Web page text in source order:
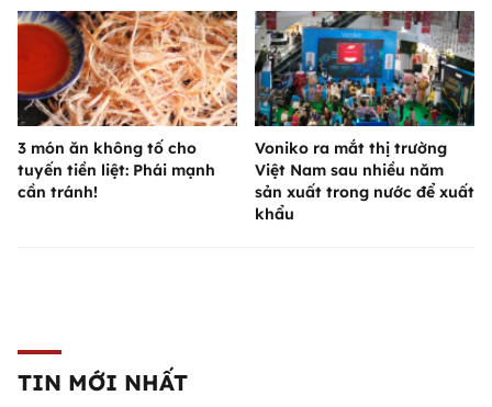
3 món ăn không tố cho
tuyến tiền liệt: Phái mạnh
cần tránh!
Voniko ra mắt thị trường
Việt Nam sau nhiều năm
sản xuất trong nước để xuất
khẩu
TIN MỚI NHẤT